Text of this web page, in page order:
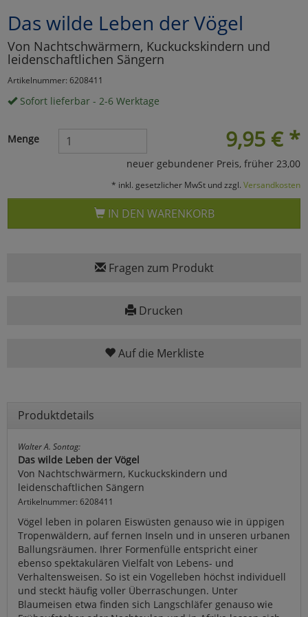
Das wilde Leben der Vögel
Von Nachtschwärmern, Kuckuckskindern und
leidenschaftlichen Sängern
Artikelnummer: 6208411
Sofort lieferbar - 2-6 Werktage
9,95 € *
Menge
neuer gebundener Preis, früher 23,00
* inkl. gesetzlicher MwSt und zzgl. Versandkosten
IN DEN WARENKORB
Fragen zum Produkt
Drucken
Auf die Merkliste
Produktdetails
Walter A. Sontag:
Das wilde Leben der Vögel
Von Nachtschwärmern, Kuckuckskindern und
leidenschaftlichen Sängern
Artikelnummer: 6208411
Vögel leben in polaren Eiswüsten genauso wie in üppigen
Tropenwäldern, auf fernen Inseln und in unseren urbanen
Ballungsräumen. Ihrer Formenfülle entspricht einer
ebenso spektakulären Vielfalt von Lebens- und
Verhaltensweisen. So ist ein Vogelleben höchst individuell
und steckt häufig voller Überraschungen. Unter
Blaumeisen etwa finden sich Langschläfer genauso wie
Marketing
Umfragetools